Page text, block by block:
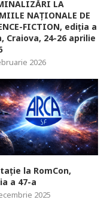
LA
NAȚIONALE DE
FICTION, ediția a
Craiova, 24-26 aprilie
2026
la RomCon,
a 47-a
2025